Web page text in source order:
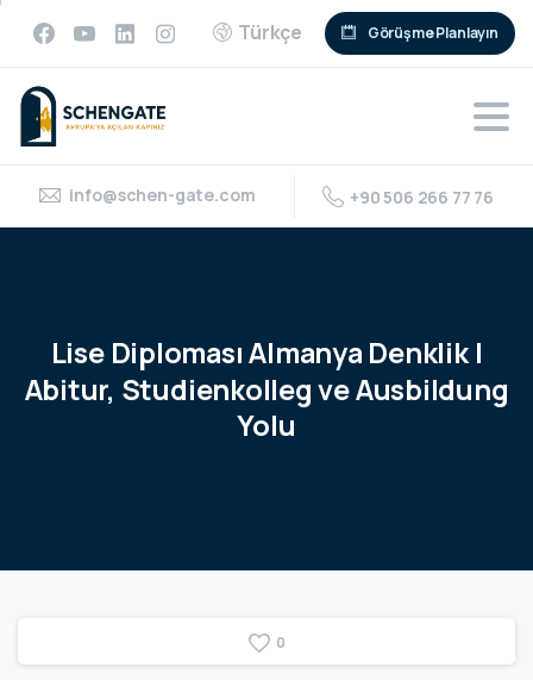
Türkçe Görüşme Planlayın
info@schen-gate.com +90 506 266 77 76
Lise DiplomasıAlmanya Denklik |
Abitur, Studienkolleg veAusbildung
Yolu
0